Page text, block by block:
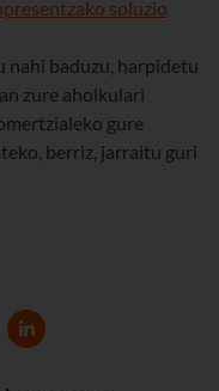
soluzio
nahi baduzu, harpidetu
zure aholkulari
gure
berriz, jarraitu guri